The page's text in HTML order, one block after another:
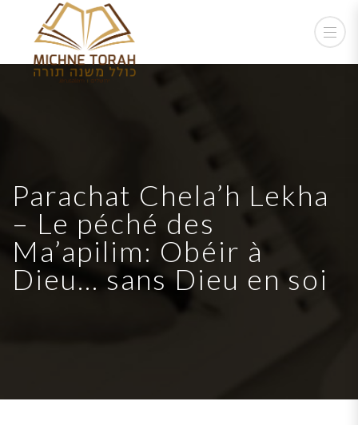
Parachat Chela’h Lekha
– Le péché des
Ma’apilim: Obéir à
Dieu… sans Dieu en soi